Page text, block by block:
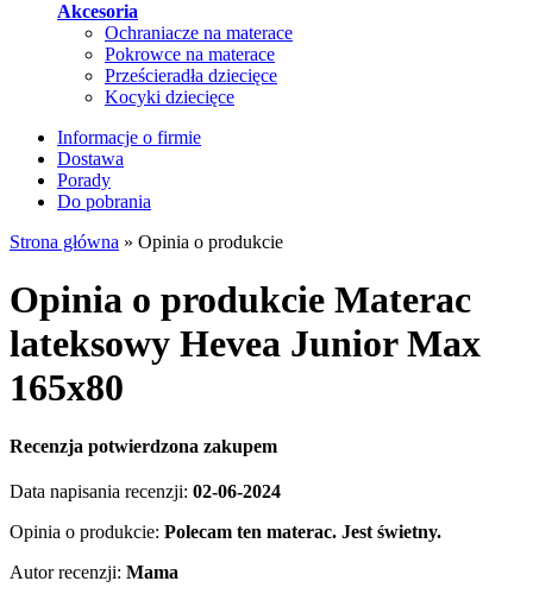
Akcesoria
Ochraniacze na materace
Pokrowce na materace
Prześcieradła dziecięce
Kocyki dziecięce
Informacje o firmie
Dostawa
Porady
Do pobrania
Strona główna » Opinia o produkcie
Opinia o produkcie Materac
lateksowy Hevea Junior Max
165x80
Recenzja potwierdzona zakupem
Data napisania recenzji: 02-06-2024
Opinia o produkcie: Polecam ten materac. Jest świetny.
Autor recenzji: Mama